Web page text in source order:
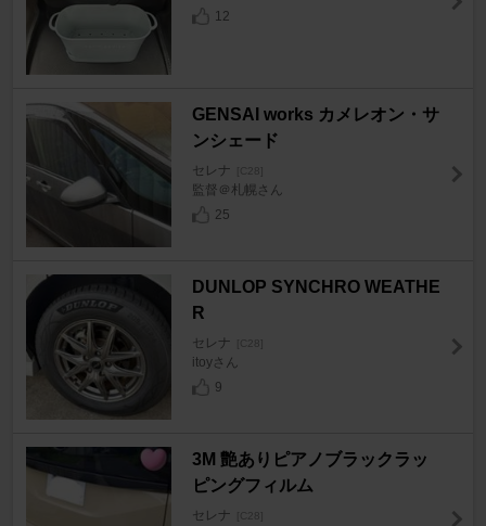
12
GENSAI works カメレオン・サ
ンシェード
セレナ [C28]
監督＠札幌さん
25
DUNLOP SYNCHRO WEATHE
R
セレナ [C28]
itoyさん
9
3M 艶ありピアノブラックラッ
ピングフィルム
セレナ [C28]